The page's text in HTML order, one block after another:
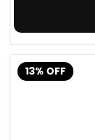
13% OFF